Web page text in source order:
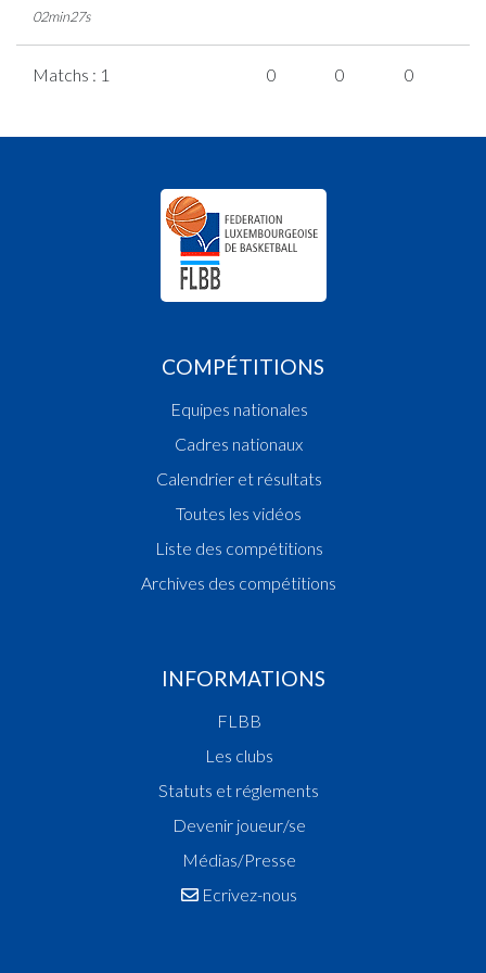
02min27s
Matchs : 1 0 0 0
COMPÉTITIONS
Equipes nationales
Cadres nationaux
Calendrier et résultats
Toutes les vidéos
Liste des compétitions
Archives des compétitions
INFORMATIONS
FLBB
Les clubs
Statuts et réglements
Devenir joueur/se
Médias/Presse
Ecrivez-nous